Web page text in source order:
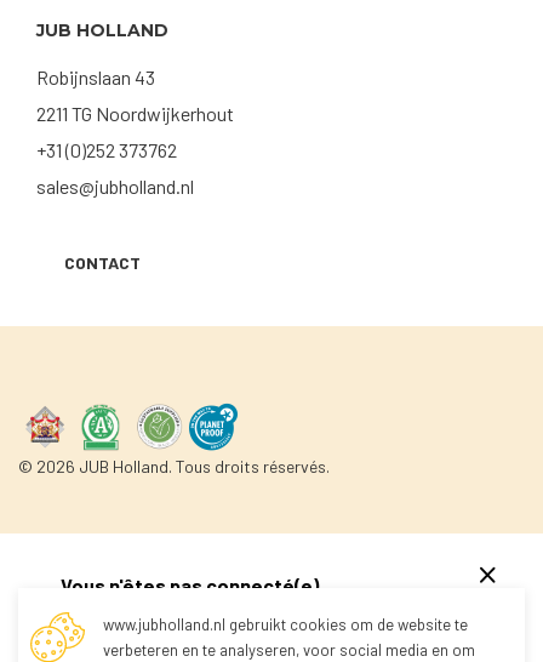
JUB HOLLAND
Robijnslaan 43
2211 TG Noordwijkerhout
+31 (0)252 373762
sales@jubholland.nl
CONTACT
© 2026 JUB Holland. Tous droits réservés.
Vous n'êtes pas connecté(e)
www.jubholland.nl gebruikt cookies om de website te
verbeteren en te analyseren, voor social media en om